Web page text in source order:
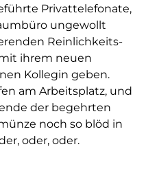
Privattelefonate,
ungewollt
Reinlichkeits-
ihrem neuen
Kollegin geben.
am Arbeitsplatz, und
der begehrten
noch so blöd in
oder, oder.